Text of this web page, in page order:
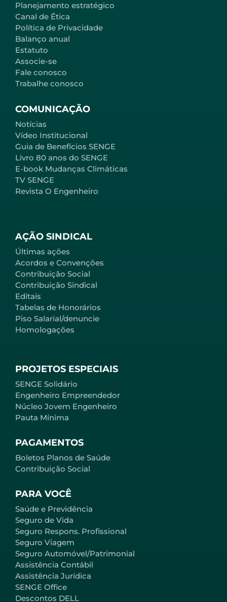
PARA VOCÊ
Saúde e Previdência
Seguro de Vida
Seguro Respons. Profissional
Seguro Viagem
Seguro Automóvel/Patrimonial
Assistência Contábil
Assistência Jurídica
SENGE Office
Descontos DELL
AÇÃO SINDICAL
Últimas ações
Acordos e Convenções
Contribuição Social
Contribuição Sindical
Editais
Tabelas de Honorários
Piso Salarial/denuncie
Homologações
PROJETOS ESPECIAIS
SENGE Solidário
Engenheiro Empreendedor
Núcleo Jovem Engenheiro
Pauta Mínima
PAGAMENTOS
Boletos Planos de Saúde
Contribuição Social
Planejamento estratégico
Canal de Ética
Política de Privacidade
Balanço anual
Estatuto
Associe-se
Fale conosco
Trabalhe conosco
COMUNICAÇÃO
Notícias
Vídeo Institucional
Guia de Benefícios SENGE
Livro 80 anos do SENGE
E-book Mudanças Climáticas
TV SENGE
Revista O Engenheiro